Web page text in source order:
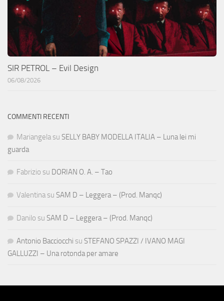
SIR PETROL – Evil Design
06/08/2026
COMMENTI RECENTI
Mariangela su SELLY BABY MODELLA ITALIA – Luna lei mi
guarda
Fabrizio su DORIAN O. A. – Tao
Valentina su SAM D – Leggera – (Prod. Manqc)
Danilo su SAM D – Leggera – (Prod. Manqc)
Antonio Bacciocchi su STEFANO SPAZZI / IVANO MAGI
GALLUZZI – Una rotonda per amare